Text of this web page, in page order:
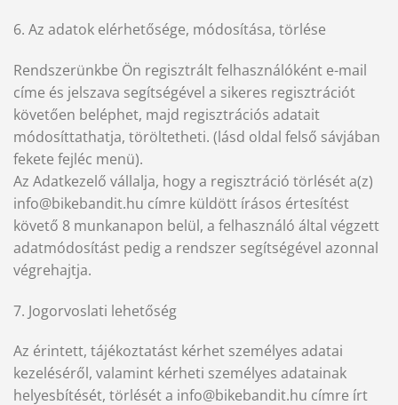
6. Az adatok elérhetősége, módosítása, törlése
Rendszerünkbe Ön regisztrált felhasználóként e-mail
címe és jelszava segítségével a sikeres regisztrációt
követően beléphet, majd regisztrációs adatait
módosíttathatja, töröltetheti. (lásd oldal felső sávjában
fekete fejléc menü).
Az Adatkezelő vállalja, hogy a regisztráció törlését a(z)
info@bikebandit.hu címre küldött írásos értesítést
követő 8 munkanapon belül, a felhasználó által végzett
adatmódosítást pedig a rendszer segítségével azonnal
végrehajtja.
7. Jogorvoslati lehetőség
Az érintett, tájékoztatást kérhet személyes adatai
kezeléséről, valamint kérheti személyes adatainak
helyesbítését, törlését a info@bikebandit.hu címre írt